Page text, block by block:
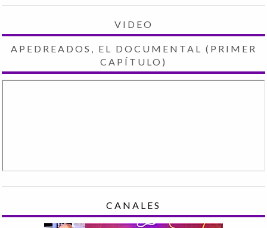
VIDEO
APEDREADOS, EL DOCUMENTAL (PRIMER
CAPÍTULO)
CANALES